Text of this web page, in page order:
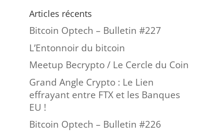
Articles récents
Bitcoin Optech – Bulletin #227
L’Entonnoir du bitcoin
Meetup Becrypto / Le Cercle du Coin
Grand Angle Crypto : Le Lien
effrayant entre FTX et les Banques
EU !
Bitcoin Optech – Bulletin #226